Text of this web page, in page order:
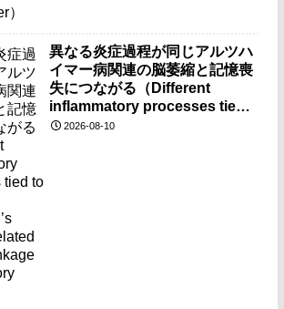
異なる炎症過程が同じアルツハ
イマー病関連の脳萎縮と記憶喪
失につながる（Different
inflammatory processes tied
to the same Alzheimer’s
2026-08-10